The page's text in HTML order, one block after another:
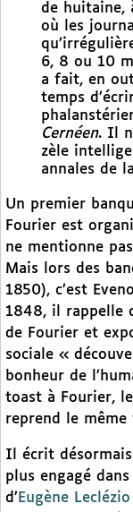
de huitaine,
où les
6, 8 ou 10
a fait, en
temps
Cernéen. Il
zèle
annales de
Un premier
Fourier est
ne mentionne
Mais lors des
1850), c’est
1848, il rappelle
de Fourier et
sociale «
bonheur de
toast à Fourier,
reprend le
Il écrit désormais
plus engagé
d’ Eugène Leclézio